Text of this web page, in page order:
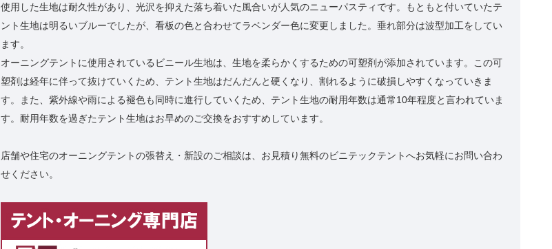
使用した生地は耐久性があり、光沢を抑えた落ち着いた風合いが人気のニューパスティです。もともと付いていたテ
ント生地は明るいブルーでしたが、看板の色と合わせてラベンダー色に変更しました。垂れ部分は波型加工をしてい
ます。
オーニングテントに使用されているビニール生地は、生地を柔らかくするための可塑剤が添加されています。この可
塑剤は経年に伴って抜けていくため、テント生地はだんだんと硬くなり、割れるように破損しやすくなっていきま
す。また、紫外線や雨による褪色も同時に進行していくため、テント生地の耐用年数は通常10年程度と言われていま
す。耐用年数を過ぎたテント生地はお早めのご交換をおすすめしています。
店舗や住宅のオーニングテントの張替え・新設のご相談は、お見積り無料のビニテックテントへお気軽にお問い合わ
せください。